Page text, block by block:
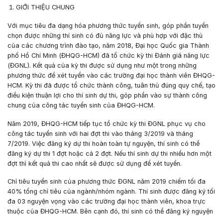
GIỚI THIỆU CHUNG
Với mục tiêu đa dạng hóa phương thức tuyển sinh, góp phần tuyển
chọn được những thí sinh có đủ năng lực và phù hợp với đặc thù
của các chương trình đào tạo, năm 2018, Đại học Quốc gia Thành
phố Hồ Chí Minh (ĐHQG-HCM) đã tổ chức kỳ thi Đánh giá năng lực
(ĐGNL). Kết quả của kỳ thi được sử dụng như một trong những
phương thức để xét tuyển vào các trường đại học thành viên ĐHQG-
HCM. Kỳ thi đã được tổ chức thành công, tuân thủ đúng quy chế, tạo
điều kiện thuận lợi cho thí sinh dự thi, góp phần vào sự thành công
chung của công tác tuyển sinh của ĐHQG-HCM.
Năm 2019, ĐHQG-HCM tiếp tục tổ chức kỳ thi ĐGNL phục vụ cho
công tác tuyển sinh với hai đợt thi vào tháng 3/2019 và tháng
7/2019. Việc đăng ký dự thi hoàn toàn tự nguyện, thí sinh có thể
đăng ký dự thi 1 đợt hoặc cả 2 đợt. Nếu thí sinh dự thi nhiều hơn một
đợt thì kết quả thi cao nhất sẽ được sử dụng để xét tuyển.
Chỉ tiêu tuyển sinh của phương thức ĐGNL năm 2019 chiếm tối đa
40% tổng chỉ tiêu của ngành/nhóm ngành. Thí sinh được đăng ký tối
đa 03 nguyện vọng vào các trường đại học thành viên, khoa trực
thuộc của ĐHQG-HCM. Bên cạnh đó, thí sinh có thể đăng ký nguyện